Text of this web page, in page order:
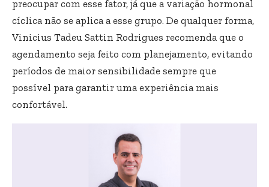
preocupar com esse fator, já que a variação hormonal
cíclica não se aplica a esse grupo. De qualquer forma,
Vinicius Tadeu Sattin Rodrigues recomenda que o
agendamento seja feito com planejamento, evitando
períodos de maior sensibilidade sempre que
possível para garantir uma experiência mais
confortável.